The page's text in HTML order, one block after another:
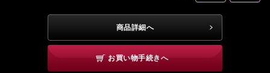
商品詳細へ
お買い物手続きへ